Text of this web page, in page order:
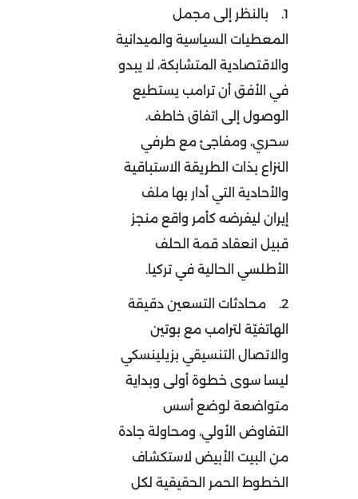
1.
بالنظر إلى مجمل
المعطيات السياسية والميدانية
والاقتصادية المتشابكة، لا يبدو
في الأفق أن ترامب يستطيع
الوصول إلى اتفاق خاطف،
سحري، ومفاجئ مع طرفي
النزاع بذات الطريقة الاستباقية
والأحادية التي أدار بها ملف
إيران ليفرضه كأمر واقع منجز
قبيل انعقاد قمة الحلف
الأطلسي الحالية في تركيا.
2.
محادثات التسعين دقيقة
الهاتفيّة لترامب مع بوتين
والاتصال التنسيقي بزيلينسكي
ليسا سوى خطوة أولى وبداية
متواضعة لوضع أسس
التفاوض الأولي، ومحاولة جادة
من البيت الأبيض لاستكشاف
الخطوط الحمر الحقيقية لكل